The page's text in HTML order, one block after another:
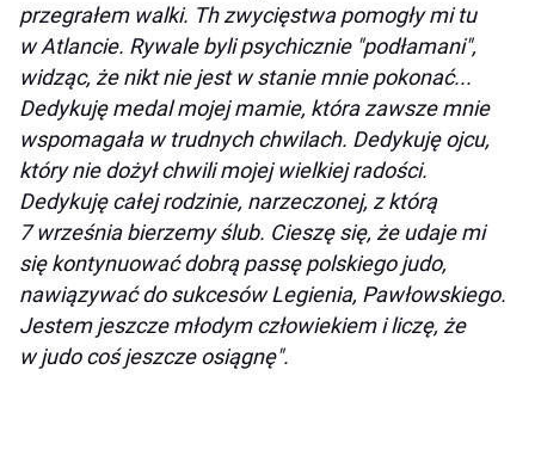
przegrałem walki. Th zwycięstwa pomogły mi tu
w Atlancie. Rywale byli psychicznie "podłamani",
widząc, że nikt nie jest w stanie mnie pokonać...
Dedykuję medal mojej mamie, która zawsze mnie
wspomagała w trudnych chwilach. Dedykuję ojcu,
który nie dożył chwili mojej wielkiej radości.
Dedykuję całej rodzinie, narzeczonej, z którą
7 września bierzemy ślub. Cieszę się, że udaje mi
się kontynuować dobrą passę polskiego judo,
nawiązywać do sukcesów Legienia, Pawłowskiego.
Jestem jeszcze młodym człowiekiem i liczę, że
w judo coś jeszcze osiągnę".